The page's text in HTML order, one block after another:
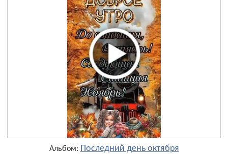
Альбом: Последний день октября